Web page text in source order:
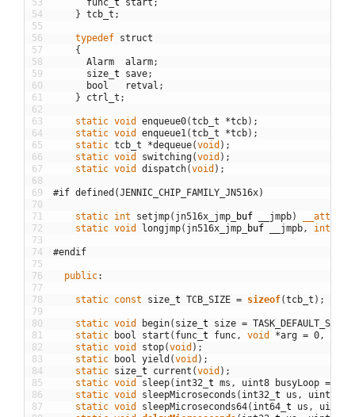
54
55
56
57
58
59
60
61
62
63
64
65
66
67
68
69
70
71
72
73
74
75
76
77
78
79
80
81
82
83
84
85
86
87
} tcb_t ;
typedef struct
{
Alarm
alarm;
size t save;
bool
retval ;
}
ctrl_t ;
static void enqueue0(tcb_t *tcb) ;
static void enqueue1 (tcb_t *tcb) ;
static tcb_t *dequeue(void ) ;
static void switching(void ) ;
static void dispatch(void ) ;
#if defined(JENNIC_CHIP_FAMILY_JN516x)
static int setjmp( jn516x_jmp buf __jmpb)
static void longjmp( jn516x_jmp buf __jmpb , int
#endif
public:
static const size t TCB_SIZE = sizeof(tcb_t ) ;
static void begin( size t size =
static
bool start ( func t func , void *arg = 0 ,
static void stop(void ) ;
static
bool yield (void ) ;
static size t current (void ) ;
static void sleep( int32 t ms , uint8 busyLoop =
static void sleepMicroseconds ( int32 t us , uint8
static void sleepMicroseconds64( int64 t us , uint8